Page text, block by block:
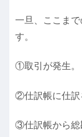
一旦、ここま
す。
①取引が発生。
②仕訳帳に仕訳
③仕訳帳から総